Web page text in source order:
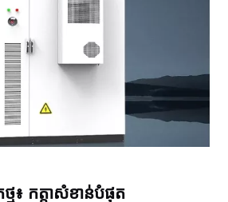
ម៖ កត្តាសំខាន់បំផុត